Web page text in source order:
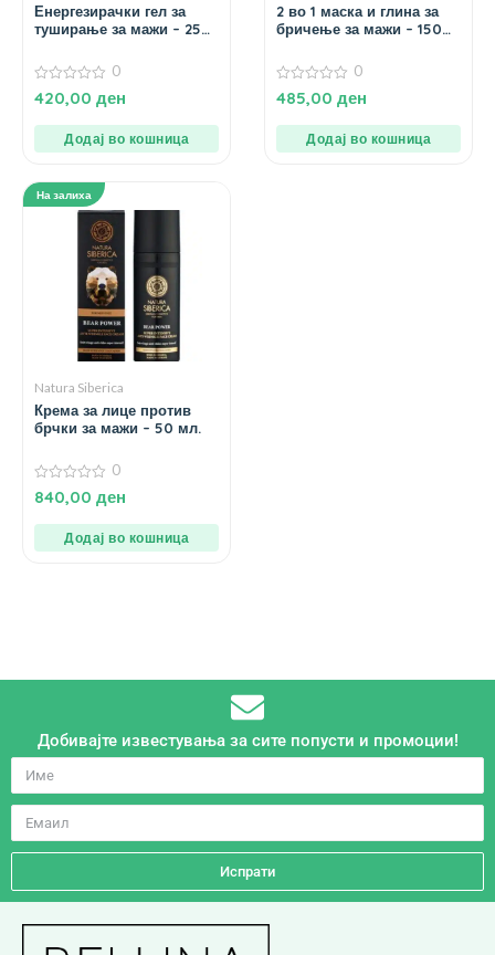
Енергезирачки гел за
туширање за мажи – 250
0
од
0
420,00 ден
Додај во кошница
2 во 1 маска и глина за
бричење за мажи – 150
0
од
0
485,00 ден
Додај во кошница
На залиха
Natura Siberica
Крема за лице против
брчки за мажи – 50 мл.
0
од
0
840,00 ден
Додај во кошница
Добивајте известувања за сите попусти и промоции!
Испрати